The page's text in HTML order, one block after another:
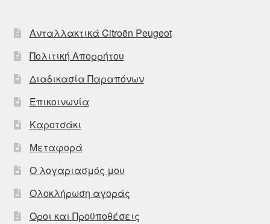
Ανταλλακτικά Citroën Peugeot
Πολιτική Απορρήτου
Διαδικασία Παραπόνων
Επικοινωνία
Καροτσάκι
Μεταφορά
Ο λογαριασμός μου
Ολοκλήρωση αγοράς
Οροι και Προϋποθέσεις